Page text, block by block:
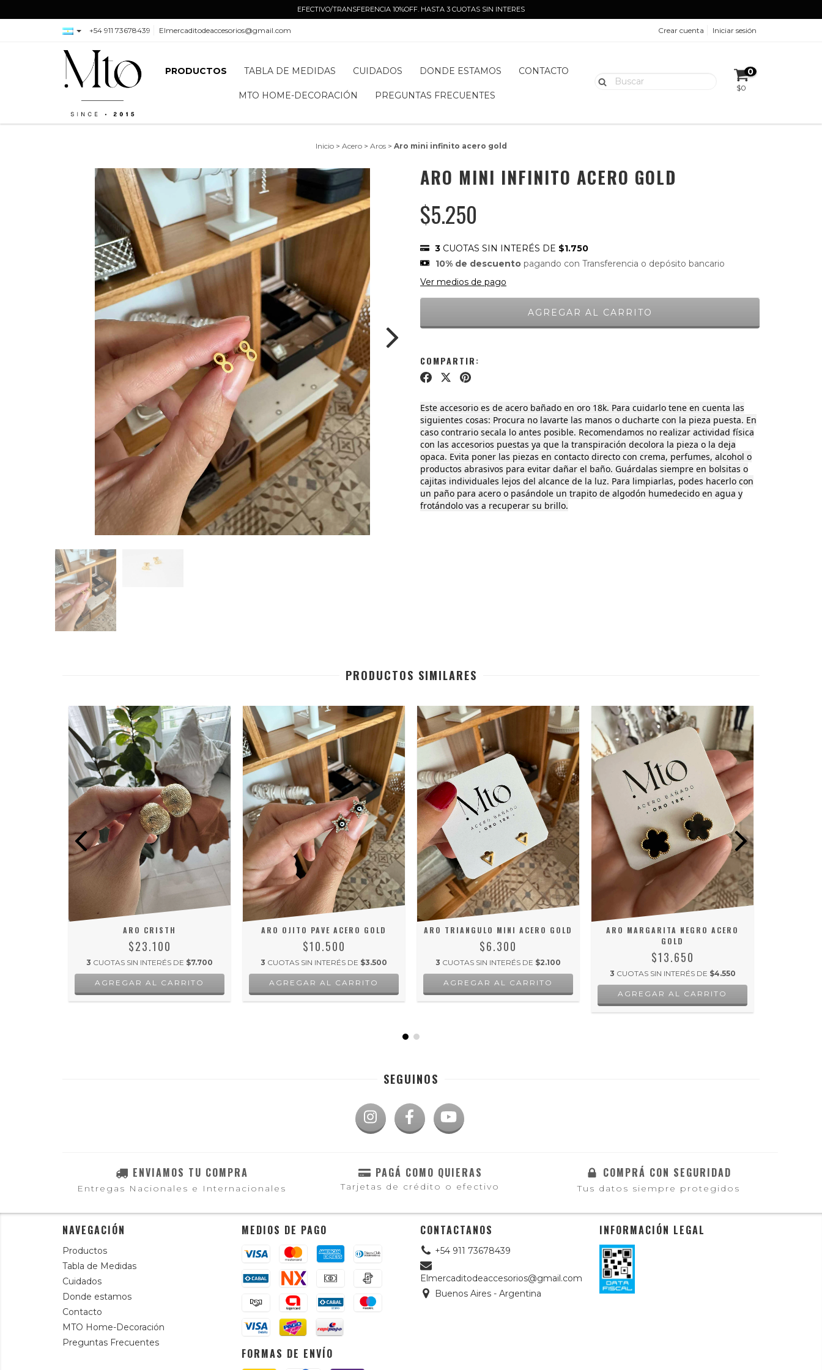
EFECTIVO/TRANSFERENCIA 10%OFF. HASTA 3 CUOTAS SIN INTERES
+54 911 73678439 Elmercaditodeaccesorios@gmail.com Crear cuenta Iniciar sesión
PRODUCTOS TABLA DE MEDIDAS CUIDADOS DONDE ESTAMOS CONTACTO
MTO HOME-DECORACIÓN PREGUNTAS FRECUENTES
0
$0
Inicio > Acero > Aros > Aro mini infinito acero gold
ARO MINI INFINITO ACERO GOLD
$5.250
3 CUOTAS SIN INTERÉS DE $1.750
10% de descuento pagando con Transferencia o depósito bancario
Ver medios de pago
COMPARTIR:
Este accesorio es de acero bañado en oro 18k. Para cuidarlo tene en cuenta las
siguientes cosas: Procura no lavarte las manos o ducharte con la pieza puesta. En
caso contrario secala lo antes posible. Recomendamos no realizar actividad física
con las accesorios puestas ya que la transpiración decolora la pieza o la deja
opaca. Evita poner las piezas en contacto directo con crema, perfumes, alcohol o
productos abrasivos para evitar dañar el baño. Guárdalas siempre en bolsitas o
cajitas individuales lejos del alcance de la luz. Para limpiarlas, podes hacerlo con
un paño para acero o pasándole un trapito de algodón humedecido en agua y
frotándolo vas a recuperar su brillo.
PRODUCTOS SIMILARES
ARO CRISTH
$23.100
3 CUOTAS SIN INTERÉS DE $7.700
ARO OJITO PAVE ACERO GOLD
$10.500
3 CUOTAS SIN INTERÉS DE $3.500
ARO TRIANGULO MINI ACERO GOLD
$6.300
3 CUOTAS SIN INTERÉS DE $2.100
ARO MARGARITA NEGRO ACERO
GOLD
$13.650
3 CUOTAS SIN INTERÉS DE $4.550
SEGUINOS
ENVIAMOS TU COMPRA
Entregas Nacionales e Internacionales
PAGÁ COMO QUIERAS
Tarjetas de crédito o efectivo
COMPRÁ CON SEGURIDAD
Tus datos siempre protegidos
NAVEGACIÓN
Productos
Tabla de Medidas
Cuidados
Donde estamos
Contacto
MTO Home-Decoración
Preguntas Frecuentes
MEDIOS DE PAGO
FORMAS DE ENVÍO
CONTACTANOS
+54 911 73678439
Elmercaditodeaccesorios@gmail.com
Buenos Aires - Argentina
INFORMACIÓN LEGAL